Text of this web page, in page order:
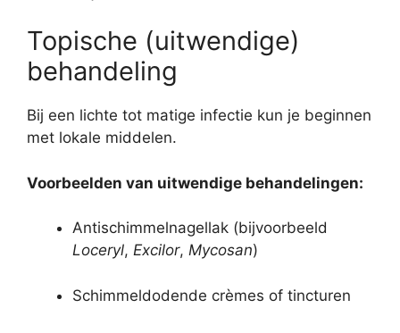
Topische (uitwendige)
behandeling
Bij een lichte tot matige infectie kun je beginnen
met lokale middelen.
Voorbeelden van uitwendige behandelingen:
Antischimmelnagellak (bijvoorbeeld
Loceryl, Excilor, Mycosan)
Schimmeldodende crèmes of tincturen